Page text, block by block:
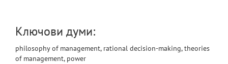
Ключови думи:
philosophy of management, rational decision-making, theories
of management, power